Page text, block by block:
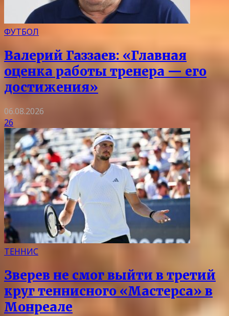
ФУТБОЛ
Валерий Газзаев: «Главная
оценка работы тренера — его
достижения»
06.08.2026
26
ТЕННИС
Зверев не смог выйти в третий
круг теннисного «Мастерса» в
Монреале